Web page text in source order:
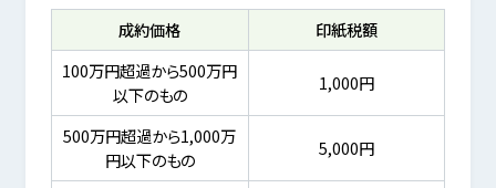
成約価格
印紙税額
100万円超過から500万円
以下のもの
1,000円
500万円超過から1,000万
円以下のもの
5,000円